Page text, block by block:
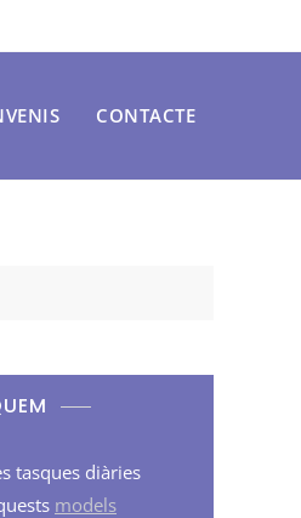
CONTACTE
tasques diàries
models